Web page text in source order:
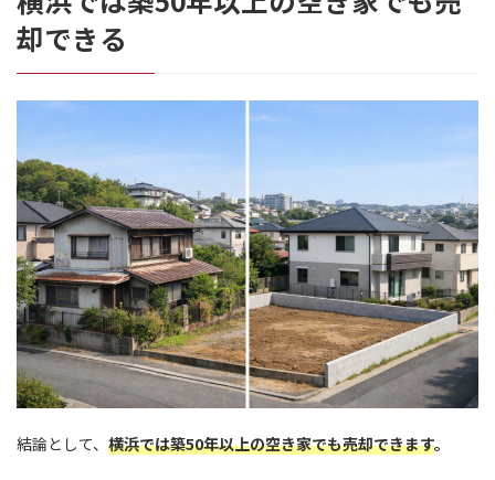
却できる
結論として、 横浜では築50年以上の空き家でも売却できます。